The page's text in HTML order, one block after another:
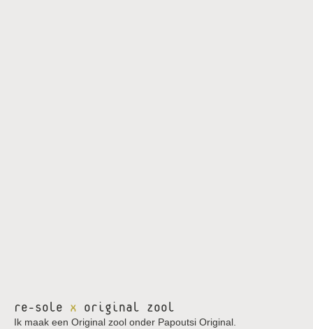
re-sole x original zool
Ik maak een Original zool onder Papoutsi Original.